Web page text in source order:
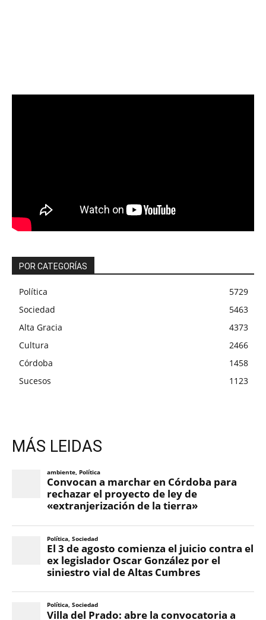
POR CATEGORÍAS
Política
5729
Sociedad
5463
Alta Gracia
4373
Cultura
2466
Córdoba
1458
Sucesos
1123
MÁS LEIDAS